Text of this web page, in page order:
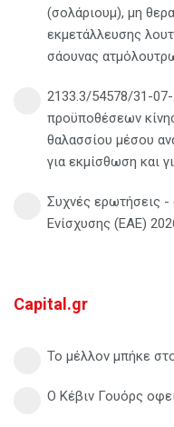
(σολάριουμ), μη
εκμετάλλευσης
σάουνας
2133.3/54578/31-
προϋποθέσεων
θαλασσίου μέσου
για εκμίσθωση και
Συχνές ερωτήσεις -
Ενίσχυσης (ΕΑΕ)
Capital.gr
Το μέλλον μπήκε
Ο Κέβιν Γουόρς